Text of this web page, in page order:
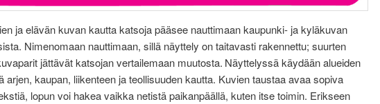
ja elävän kuvan kautta katsoja pääsee nauttimaan kaupunki- ja kyläkuvan
Nimenomaan nauttimaan, sillä näyttely on taitavasti rakennettu; suurten
jättävät katsojan vertailemaan muutosta. Näyttelyssä käydään alueiden
arjen, kaupan, liikenteen ja teollisuuden kautta. Kuvien taustaa avaa sopiva
lopun voi hakea vaikka netistä paikanpäällä, kuten itse toimin. Erikseen